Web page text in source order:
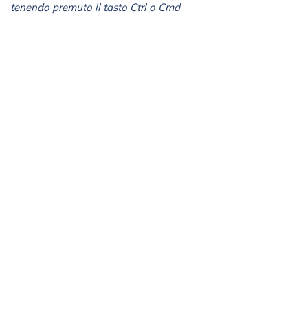
tenendo premuto il tasto Ctrl o Cmd